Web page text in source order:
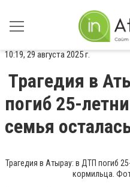
10:19, 29 августа 2025 г.
Трагедия в
погиб 25-
семья
Трагедия в Атырау: в ДТП погиб
кормильца.